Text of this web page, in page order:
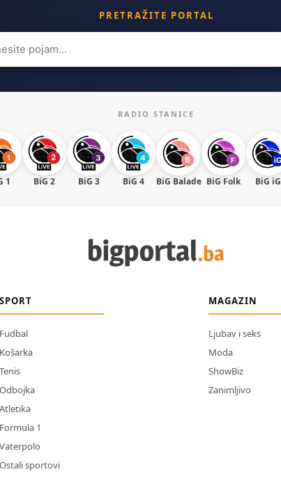
PRETRAŽITE PORTAL
RADIO STANICE
1 BiG 2 BiG 3 BiG 4 BiG Balade BiG Folk BiG iG
SPORT
Fudbal
Košarka
Tenis
Odbojka
Atletika
Formula 1
Vaterpolo
Ostali sportovi
MAGAZIN
Ljubav i seks
Moda
ShowBiz
Zanimljivo